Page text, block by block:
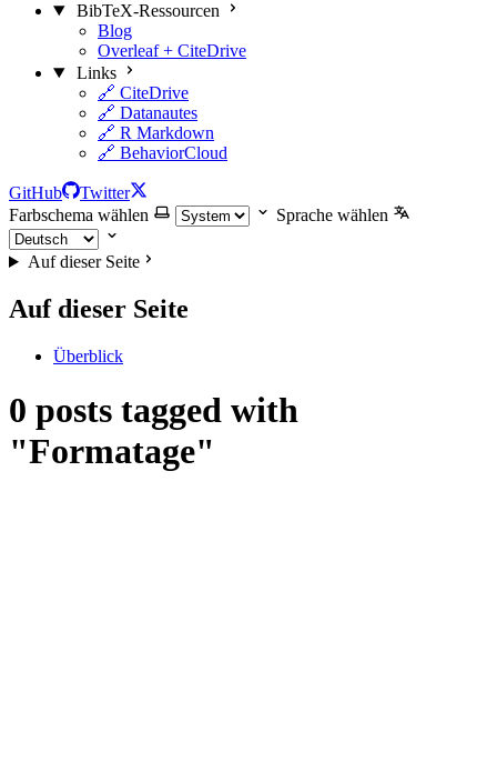
BibTeX-Ressourcen
Blog
Overleaf + CiteDrive
Links
🔗 CiteDrive
🔗 Datanautes
🔗 R Markdown
🔗 BehaviorCloud
GitHub
Twitter
Farbschema wählen
Sprache wählen
Auf dieser Seite
Auf dieser Seite
Überblick
0 posts tagged with
"Formatage"